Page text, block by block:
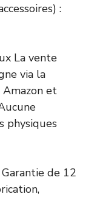
:
La vente
via la
et
physiques
de 12